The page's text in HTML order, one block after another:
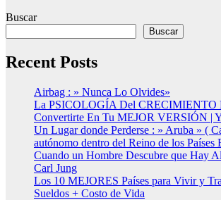
Buscar
Buscar
Recent Posts
Airbag : » Nunca Lo Olvides»
La PSICOLOGÍA Del CRECIMIENTO
Convertirte En Tu MEJOR VERSIÓN |
Un Lugar donde Perderse : » Aruba » (
autónomo dentro del Reino de los Países
Cuando un Hombre Descubre que Hay
Carl Jung
Los 10 MEJORES Países para Vivir y
Sueldos + Costo de Vida